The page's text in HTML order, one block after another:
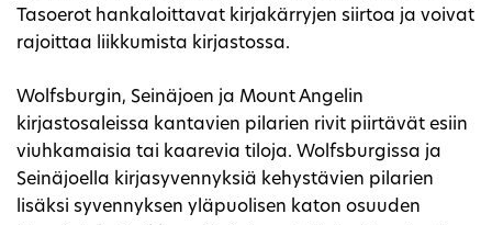
Tasoerot hankaloittavat kirjakärryjen siirtoa ja voivat
rajoittaa liikkumista kirjastossa.
Wolfsburgin, Seinäjoen ja Mount Angelin
kirjastosaleissa kantavien pilarien rivit piirtävät esiin
viuhkamaisia tai kaarevia tiloja. Wolfsburgissa ja
Seinäjoella kirjasyvennyksiä kehystävien pilarien
lisäksi syvennyksen yläpuolisen katon osuuden